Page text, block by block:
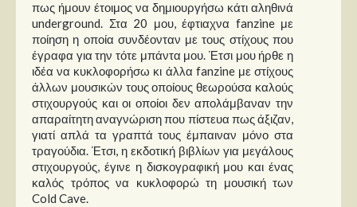
πως ήμουν έτοιμος να δημιουργήσω κάτι αληθινά
underground. Στα 20 μου, έφτιαχνα fanzine με
ποίηση η οποία συνδέονταν με τους στίχους που
έγραφα για την τότε μπάντα μου. Έτσι μου ήρθε η
ιδέα να κυκλοφορήσω κι άλλα fanzine με στίχους
άλλων μουσικών τους οποίους θεωρούσα καλούς
στιχουργούς και οι οποίοι δεν απολάμβαναν την
απαραίτητη αναγνώριση που πίστευα πως άξιζαν,
γιατί απλά τα γραπτά τους έμπαιναν μόνο στα
τραγούδια. Έτσι, η εκδοτική βιβλίων για μεγάλους
στιχουργούς, έγινε η δισκογραφική μου και ένας
καλός τρόπος να κυκλοφορώ τη μουσική των
Cold Cave.